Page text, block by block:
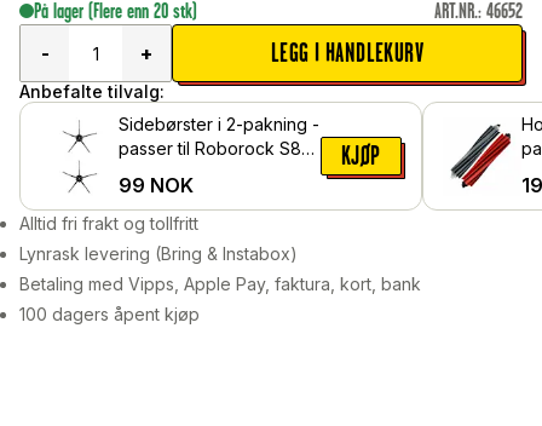
På lager (Flere enn 20 stk) ART.NR.: 46652
-
+ LEGG I HANDLEKURV
Anbefalte tilvalg:
Sidebørster i 2-pakning -
passer til Roborock S8
99 NOK
KJØP
Alltid fri frakt og tollfritt
Lynrask levering (Bring & Instabox)
Betaling med Vipps, Apple Pay, faktura, kort, bank
100 dagers åpent kjøp